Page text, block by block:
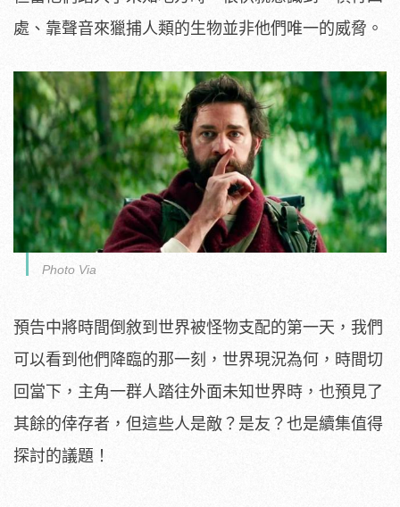
處、靠聲音來獵捕人類的生物並非他們唯一的威脅。
Photo Via
預告中將時間倒敘到世界被怪物支配的第一天，我們
可以看到他們降臨的那一刻，世界現況為何，時間切
回當下，主角一群人踏往外面未知世界時，也預見了
其餘的倖存者，但這些人是敵？是友？也是續集值得
探討的議題！